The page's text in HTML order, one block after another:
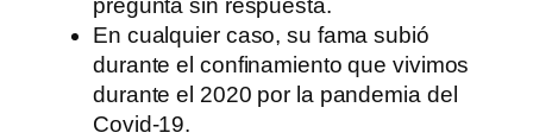
pregunta sin respuesta.
En cualquier caso, su fama subió
durante el confinamiento que vivimos
durante el 2020 por la pandemia del
Covid-19.